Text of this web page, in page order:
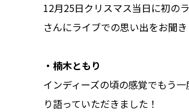
12月25日クリスマス当日に初の
さんにライブでの思い出をお聞き
・楠木ともり
インディーズの頃の感覚でもう
り語っていただきました！